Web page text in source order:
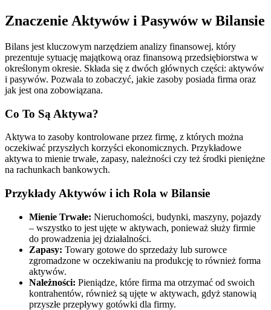
Znaczenie Aktywów i Pasywów w Bilansie
Bilans jest kluczowym narzędziem analizy finansowej, który
prezentuje sytuację majątkową oraz finansową przedsiębiorstwa w
określonym okresie. Składa się z dwóch głównych części: aktywów
i pasywów. Pozwala to zobaczyć, jakie zasoby posiada firma oraz
jak jest ona zobowiązana.
Co To Są Aktywa?
Aktywa to zasoby kontrolowane przez firmę, z których można
oczekiwać przyszłych korzyści ekonomicznych. Przykładowe
aktywa to mienie trwałe, zapasy, należności czy też środki pieniężne
na rachunkach bankowych.
Przykłady Aktywów i ich Rola w Bilansie
Mienie Trwałe: Nieruchomości, budynki, maszyny, pojazdy
– wszystko to jest ujęte w aktywach, ponieważ służy firmie
do prowadzenia jej działalności.
Zapasy: Towary gotowe do sprzedaży lub surowce
zgromadzone w oczekiwaniu na produkcję to również forma
aktywów.
Należności: Pieniądze, które firma ma otrzymać od swoich
kontrahentów, również są ujęte w aktywach, gdyż stanowią
przyszłe przepływy gotówki dla firmy.